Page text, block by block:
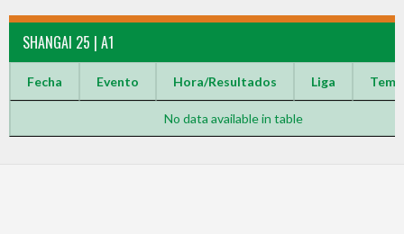
SHANGAI 25 | A1
Fecha Evento Hora/Resultados Liga
No data available in table